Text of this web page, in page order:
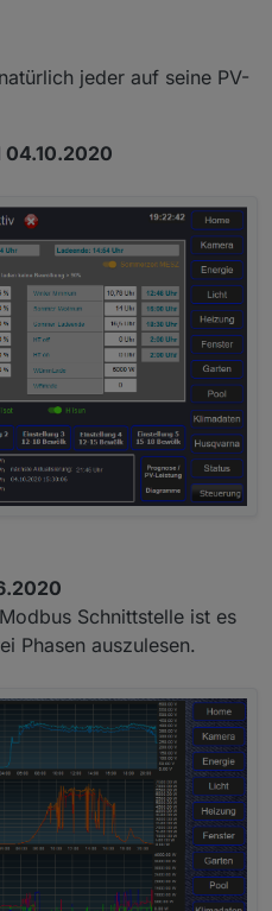
jeder auf seine PV-
04.10.2020
Schnittstelle ist es
Phasen auszulesen.